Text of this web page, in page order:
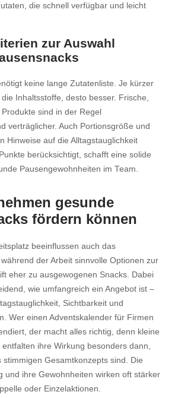
die schnell verfügbar und leicht
zur Auswahl
keine lange Zutatenliste. Je kürzer
Inhaltsstoffe, desto besser. Frische,
sind in der Regel
verträglicher. Auch Portionsgröße und
Hinweise auf die Alltagstauglichkeit
berücksichtigt, schafft eine solide
Pausengewohnheiten im Team.
gesunde
fördern können
beeinflussen auch das
der Arbeit sinnvolle Optionen zur
eher zu ausgewogenen Snacks. Dabei
wie umfangreich ein Angebot ist –
Sichtbarkeit und
Wer einen Adventskalender für Firmen
der macht alles richtig, denn kleine
ihre Wirkung besonders dann,
stimmigen Gesamtkonzepts sind. Die
und ihre Gewohnheiten wirken oft stärker
oder Einzelaktionen.